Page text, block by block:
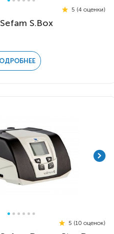
5 (4 оценки)
S.Box
5 (10 оценок)